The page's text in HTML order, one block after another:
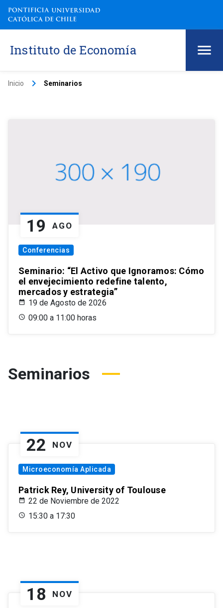
Instituto de Economía
Inicio keyboard_arrow_right Seminarios
19 AGO
Conferencias
Seminario: “El Activo que Ignoramos: Cómo
el envejecimiento redefine talento,
mercados y estrategia”
19 de Agosto de 2026
09:00 a 11:00 horas
Seminarios
22 NOV
Microeconomía Aplicada
Patrick Rey, University of Toulouse
22 de Noviembre de 2022
15:30 a 17:30
18 NOV